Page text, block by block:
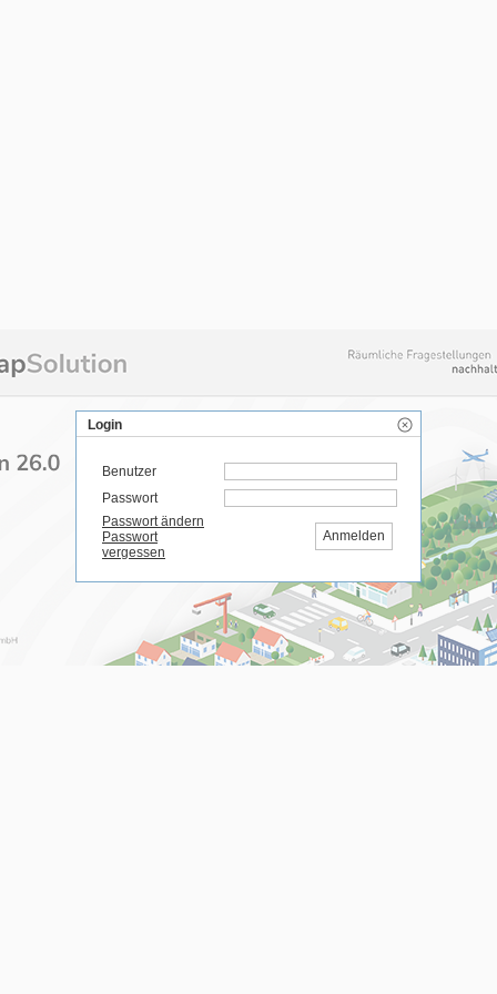
Login
Benutzer
Passwort
Passwort ändern
Passwort
vergessen
Anmelden